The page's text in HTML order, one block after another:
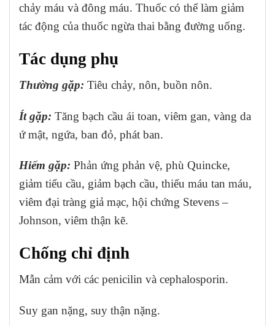
chảy máu và đông máu. Thuốc có thể làm giảm
tác động của thuốc ngừa thai bằng đường uống.
Tác dụng phụ
Thường gặp: Tiêu chảy, nôn, buồn nôn.
Ít gặp: Tăng bạch cầu ái toan, viêm gan, vàng da
ứ mật, ngứa, ban đỏ, phát ban.
Hiếm gặp: Phản ứng phản vệ, phù Quincke,
giảm tiểu cầu, giảm bạch cầu, thiếu máu tan máu,
viêm đại tràng giả mạc, hội chứng Stevens –
Johnson, viêm thận kẽ.
Chống chỉ định
Mẫn cảm với các penicilin và cephalosporin.
Suy gan nặng, suy thận nặng.